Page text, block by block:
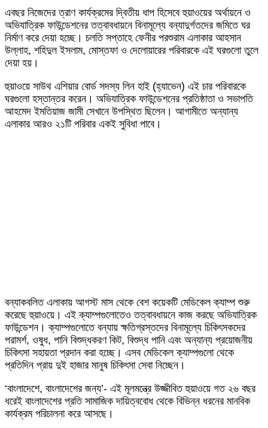
এবছর নিজেদের ত্রাণ কার্যক্রমের দ্বিতীয় ধাপ হিসেবে হুয়াওয়ের অর্থায়নে ও
অভিযাত্রিক ফাউন্ডেশনের তত্বাবধায়নে বিনামূল্যে বন্যাদুর্গতদের জমিতে ঘর
নির্মাণ করে দেয়া হচ্ছে। চলতি সপ্তাহে ফেনীর পরশুরাম এলাকার আহসান
উল্লাহ, শহিদুল ইসলাম, মোস্তফা ও দেলোয়ারের পরিবারকে এই ঘরগুলো তুলে
দেয়া হয়।
হুয়াওয়ে সাউথ এশিয়ার বোর্ড সদস্য লিন হাই (হ্যাভেন) এই চার পরিবারকে
ঘরগুলো হস্তান্তর করেন। অভিযাত্রিক ফাউন্ডেশনের প্রতিষ্ঠাতা ও সভাপতি
আহমেদ ইমতিয়াজ জামী সেখানে উপস্থিত ছিলেন। আগামীতে অন্যান্য
এলাকার আরও ২১টি পরিবার একই সুবিধা পাবে।
বন্যাকবলিত এলাকায় আগস্ট মাস থেকে বেশ কয়েকটি মেডিকেল ক্যাম্প শুরু
করেছে হুয়াওয়ে। এই ক্যাম্পগুলোতেও তত্বাবধায়নে কাজ করছে অভিযাত্রিক
ফাউন্ডেশন। ক্যাম্পগুলোতে বন্যায় ক্ষতিগ্রস্তদের বিনামূল্যে চিকিৎসকদের
পরামর্শ, ওষুধ, পানি বিশুদ্ধকরণ কিট, বিশুদ্ধ পানি এবং অন্যান্য প্রয়োজনীয়
চিকিৎসা সহায়তা প্রদান করা হচ্ছে। এসব মেডিকেল ক্যাম্পগুলো থেকে
প্রতিদিন প্রায় দুই হাজার মানুষ চিকিৎসা সেবা নিচ্ছেন।
‘বাংলাদেশে, বাংলাদেশের জন্য’- এই মূলমন্ত্রে উজ্জীবিত হুয়াওয়ে গত ২৬ বছর
ধরেই বাংলাদেশের প্রতি সামাজিক দায়িত্ববোধ থেকে বিভিন্ন ধরনের মানবিক
কার্যক্রম পরিচালনা করে আসছে।